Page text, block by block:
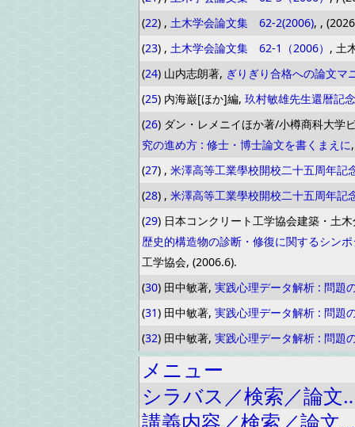
(22) , 土木学会論文集 62-2(2006), ,
(23) , 土木学会論文集 62-1（2006） , 土
(24) 山内志朗著, ぎりぎり合格への論文マ
(25) 内海巌[ほか]編, 玖村敏雄先生還暦記
(26) ダン・レメニイほか著/小樽商科大学
究の進め方 : 修士・博士論文を書くまえに
(27) , 米澤高等工業學校開校二十五周年記
(28) , 米澤高等工業學校開校二十五周年記
(29) 日本コンクリート工学協会建築・土
歴史的構造物の診断・修復に関するシン
工学協会, (2006.6).
(30) 田中敏著, 実践心理データ解析 : 問題
(31) 田中敏著, 実践心理データ解析 : 問題
(32) 田中敏著, 実践心理データ解析 : 問題
メニュー
シラバス／検索／論文
講義内容／検索／論文…